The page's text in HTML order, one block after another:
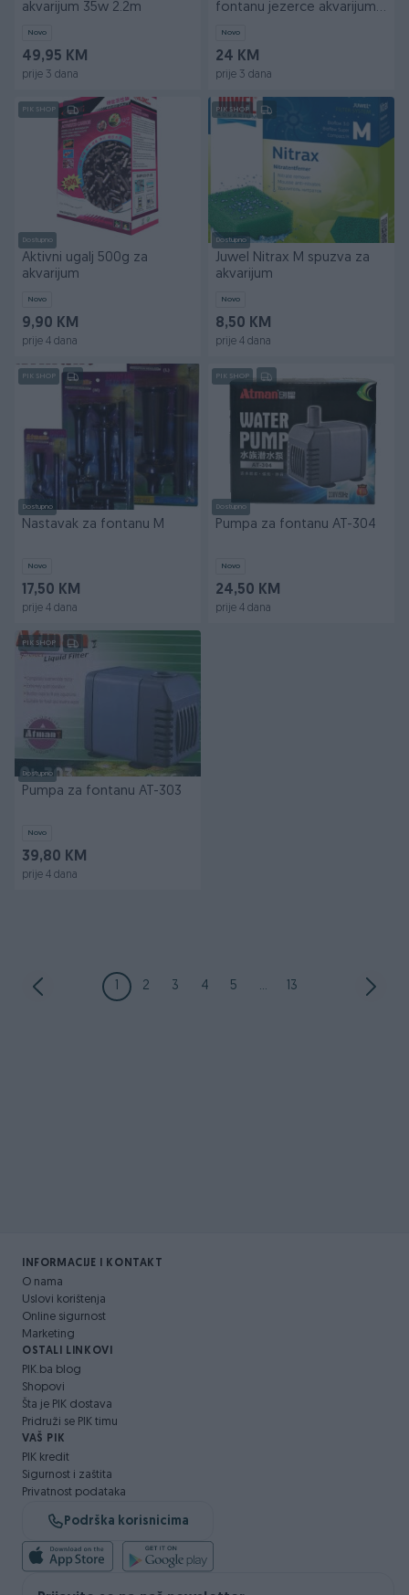
akvarijum 35w 2.2m
Novo
49,95 KM
prije 3 dana
fontanu jezerce akvarijum
Novo
24 KM
prije 3 dana
PIK SHOP
Dostupno
Aktivni ugalj 500g za
akvarijum
Novo
9,90 KM
prije 4 dana
PIK SHOP
Dostupno
Juwel Nitrax M spuzva za
akvarijum
Novo
8,50 KM
prije 4 dana
PIK SHOP
Dostupno
Nastavak za fontanu M
Novo
17,50 KM
prije 4 dana
PIK SHOP
Dostupno
Pumpa za fontanu AT-304
Novo
24,50 KM
prije 4 dana
PIK SHOP
Dostupno
Pumpa za fontanu AT-303
Novo
39,80 KM
prije 4 dana
1 2 3 4 5 ... 13
INFORMACIJE I KONTAKT
O nama
Uslovi korištenja
Online sigurnost
Marketing
OSTALI LINKOVI
PIK.ba blog
Shopovi
Šta je PIK dostava
Pridruži se PIK timu
VAŠ PIK
PIK kredit
Sigurnost i zaštita
Privatnost podataka
Podrška korisnicima